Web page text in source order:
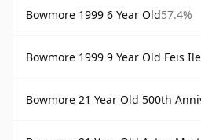
Bowmore 1999 6 Year Old57.4%
Bowmore 1999 9 Year Old Feis
Bowmore 21 Year Old 500th